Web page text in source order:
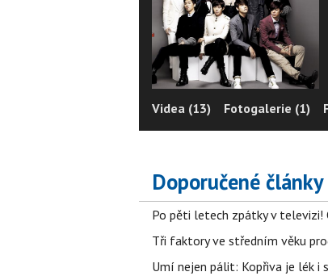
Videa (13) Fotogalerie (1)
Doporučené články
Po pěti letech zpátky v televizi!
Tři faktory ve středním věku
Umí nejen pálit: Kopřiva je lék i